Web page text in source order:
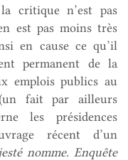
critique n’est pas
est pas moins très
en cause ce qu’il
permanent de la
emplois publics au
fait par ailleurs
les présidences
récent d’un
nomme. Enquête